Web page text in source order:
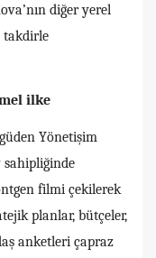
diğer yerel
takdirle
ilke
Yönetişim
sahipliğinde
filmi çekilerek
planlar, bütçeler,
anketleri çapraz